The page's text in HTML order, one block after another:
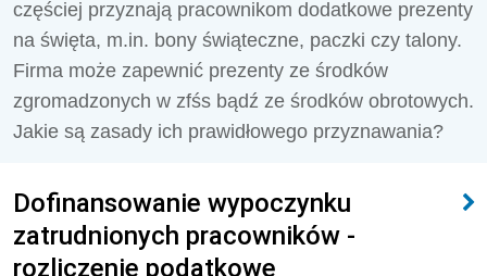
częściej przyznają pracownikom dodatkowe prezenty
na święta, m.in. bony świąteczne, paczki czy talony.
Firma może zapewnić prezenty ze środków
zgromadzonych w zfśs bądź ze środków obrotowych.
Jakie są zasady ich prawidłowego przyznawania?
Dofinansowanie wypoczynku
zatrudnionych pracowników -
rozliczenie podatkowe